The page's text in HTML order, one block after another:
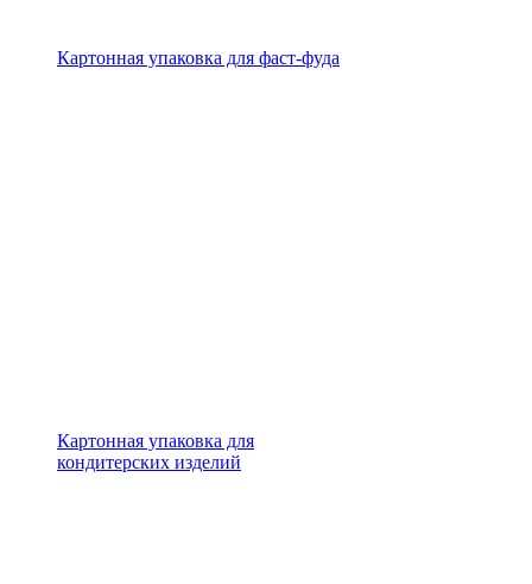
Картонная упаковка для фаст-фуда
Картонная упаковка для
кондитерских изделий